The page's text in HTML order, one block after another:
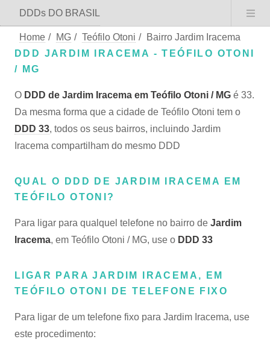
DDDs DO BRASIL
Home / MG / Teófilo Otoni /
Bairro Jardim Iracema
DDD JARDIM IRACEMA - TEÓFILO OTONI
/ MG
O DDD de Jardim Iracema em Teófilo Otoni / MG é 33.
Da mesma forma que a cidade de Teófilo Otoni tem o
DDD 33, todos os seus bairros, incluindo Jardim
Iracema compartilham do mesmo DDD
QUAL O DDD DE JARDIM IRACEMA EM
TEÓFILO OTONI?
Para ligar para qualquel telefone no bairro de Jardim
Iracema, em Teófilo Otoni / MG, use o DDD 33
LIGAR PARA JARDIM IRACEMA, EM
TEÓFILO OTONI DE TELEFONE FIXO
Para ligar de um telefone fixo para Jardim Iracema, use
este procedimento: